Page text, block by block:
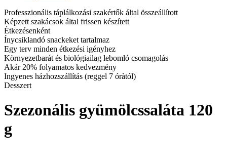
Professzionális táplálkozási szakértők által összeállított
Képzett szakácsok által frissen készített
Étkezésenként
Ínycsiklandó snackeket tartalmaz
Egy terv minden étkezési igényhez
Környezetbarát és biológiailag lebomló csomagolás
Akár 20% folyamatos kedvezmény
Ingyenes házhozszállítás (reggel 7 óràtól)
Desszert
Szezonális gyümölcssaláta 120
g